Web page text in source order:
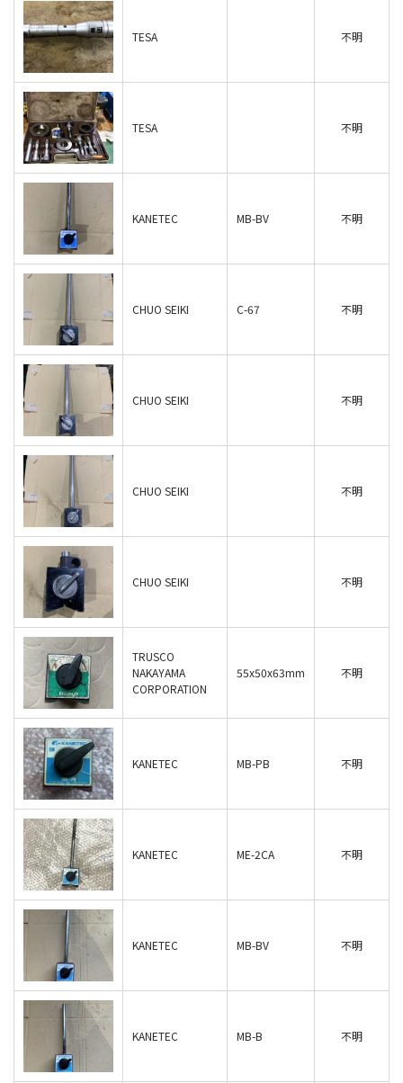
TESA 不明
TESA 不明
KANETEC MB-BV 不明
CHUO SEIKI C-67 不明
CHUO SEIKI 不明
CHUO SEIKI 不明
CHUO SEIKI 不明
TRUSCO
NAKAYAMA
CORPORATION
55x50x63mm 不明
KANETEC MB-PB 不明
KANETEC ME-2CA 不明
KANETEC MB-BV 不明
KANETEC MB-B 不明